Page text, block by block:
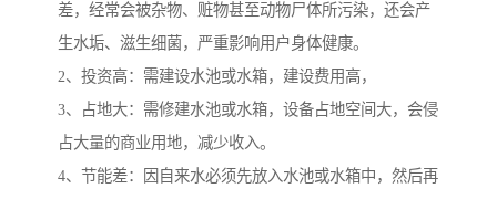
差，经常会被杂物、赃物甚至动物尸体所污染，还会产
生水垢、滋生细菌，严重影响用户身体健康。
2、投资高：需建设水池或水箱，建设费用高，
3、占地大：需修建水池或水箱，设备占地空间大，会侵
占大量的商业用地，减少收入。
4、节能差：因自来水必须先放入水池或水箱中，然后再